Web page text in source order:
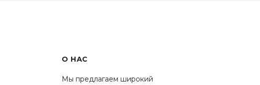
О НАС
Мы предлагаем широкий